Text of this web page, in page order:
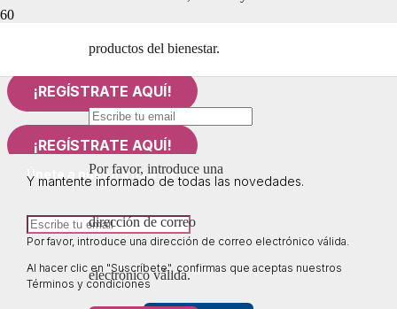
productos del bienestar.
Por favor, introduce una
dirección de correo
electrónico válida.
heading_tag=»h1″][/ultimate_heading]
¡REGÍSTRATE AQUÍ!
¡REGÍSTRATE AQUÍ!
Únete a nuestra newsletter
Y mantente informado de todas las novedades.
Por favor, introduce una dirección de correo electrónico válida.
Al hacer clic en "Suscríbete", confirmas que aceptas nuestros
Términos y condiciones